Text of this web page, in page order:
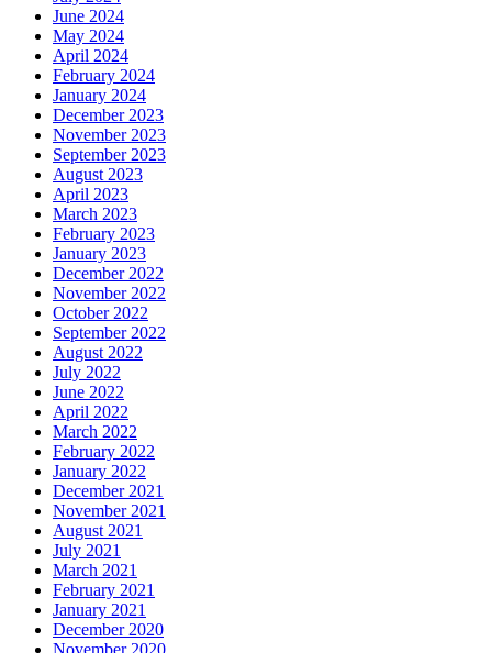
June 2024
May 2024
April 2024
February 2024
January 2024
December 2023
November 2023
September 2023
August 2023
April 2023
March 2023
February 2023
January 2023
December 2022
November 2022
October 2022
September 2022
August 2022
July 2022
June 2022
April 2022
March 2022
February 2022
January 2022
December 2021
November 2021
August 2021
July 2021
March 2021
February 2021
January 2021
December 2020
November 2020